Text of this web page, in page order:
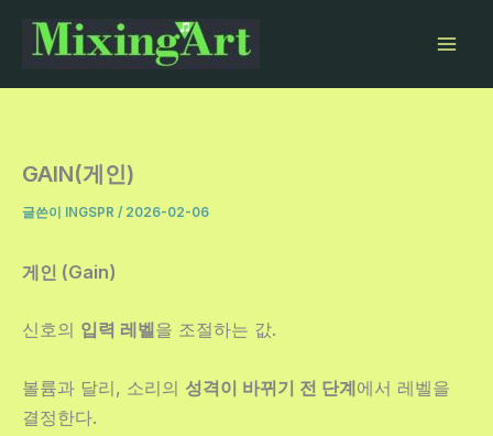
GAIN(게인)
글쓴이 INGSPR / 2026-02-06
게인 (Gain)
신호의 입력 레벨을 조절하는 값.
볼륨과 달리, 소리의 성격이 바뀌기 전 단계에서 레벨을
결정한다.